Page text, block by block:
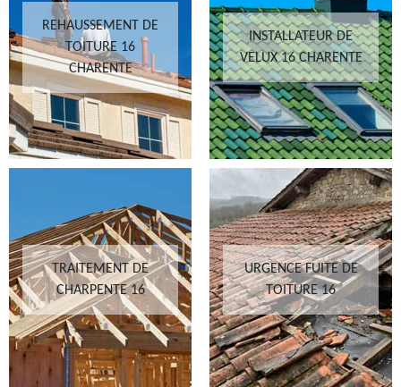
REHAUSSEMENT DE
TOITURE 16
CHARENTE
INSTALLATEUR DE
VELUX 16 CHARENTE
TRAITEMENT DE
CHARPENTE 16
URGENCE FUITE DE
TOITURE 16